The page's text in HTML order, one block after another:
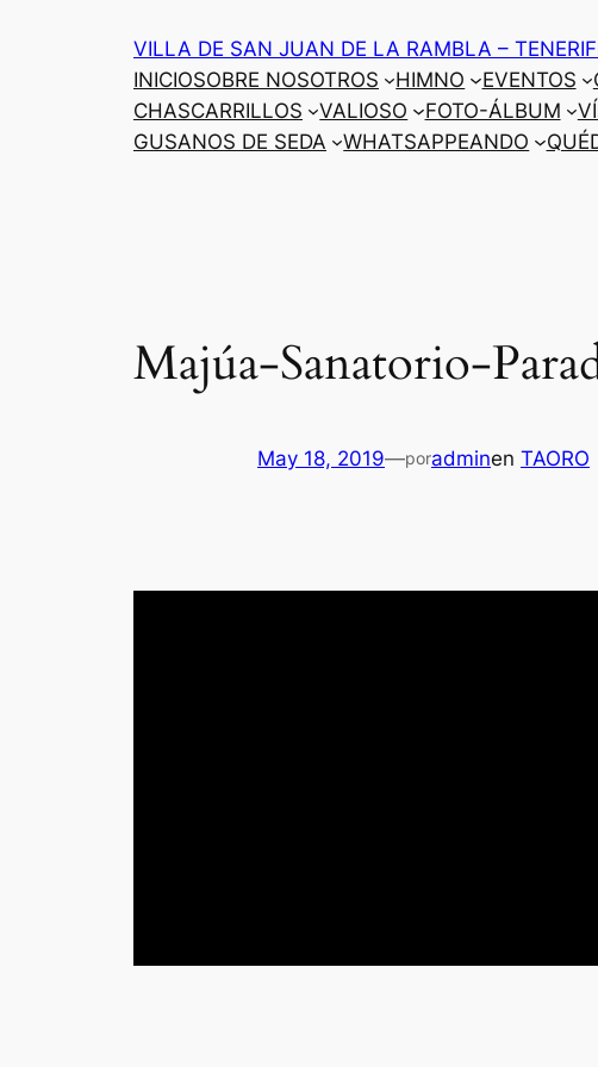
VILLA DE SAN JUAN DE LA RAMBLA –
INICIOSOBRE NOSOTROS HIMNO EVENTOS
CHASCARRILLOS
VALIOSO FOTO-ÁLBUM
GUSANOS DE SEDA
WHATSAPPEANDO
Majúa-Sanatorio-
May 18, 2019—poradminen TAORO